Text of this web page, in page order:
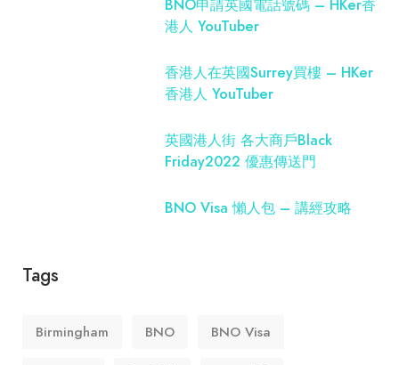
BNO申請英國電話號碼 – HKer香
港人 YouTuber
香港人在英國Surrey買樓 – HKer
香港人 YouTuber
英國港人街 各大商戶Black
Friday2022 優惠傳送門
BNO Visa 懶人包 – 講經攻略
Tags
Birmingham BNO BNO Visa